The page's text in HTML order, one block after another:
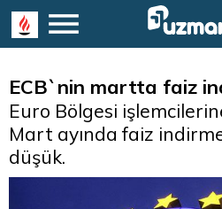
ECB`nin martta faiz
Euro Bölgesi
Mart ayında faiz
düşük.